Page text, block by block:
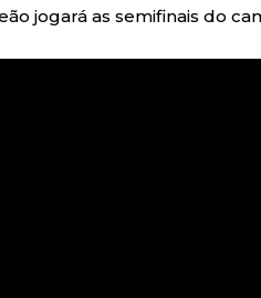
jogará as semifinais do